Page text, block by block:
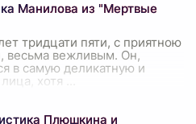
Манилова из "Мертвые
тридцати пяти, с приятною
весьма вежливым. Он,
в самую деликатную и
хотя
Плюшкина и